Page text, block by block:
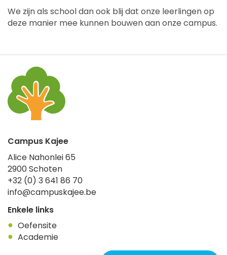
We zijn als school dan ook blij dat onze leerlingen op
deze manier mee kunnen bouwen aan onze campus.
Campus Kajee
Alice Nahonlei 65
2900Schoten
+32 (0) 3 641 86 70
info@campuskajee.be
Enkele links
Oefensite
Academie